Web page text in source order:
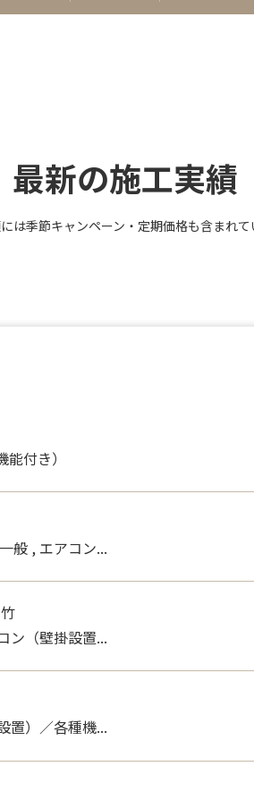
最新の施工実績
は季節キャンペーン・定期価格も含まれて
付き）
般 , エアコン...
ン（壁掛設置...
置）／各種機...